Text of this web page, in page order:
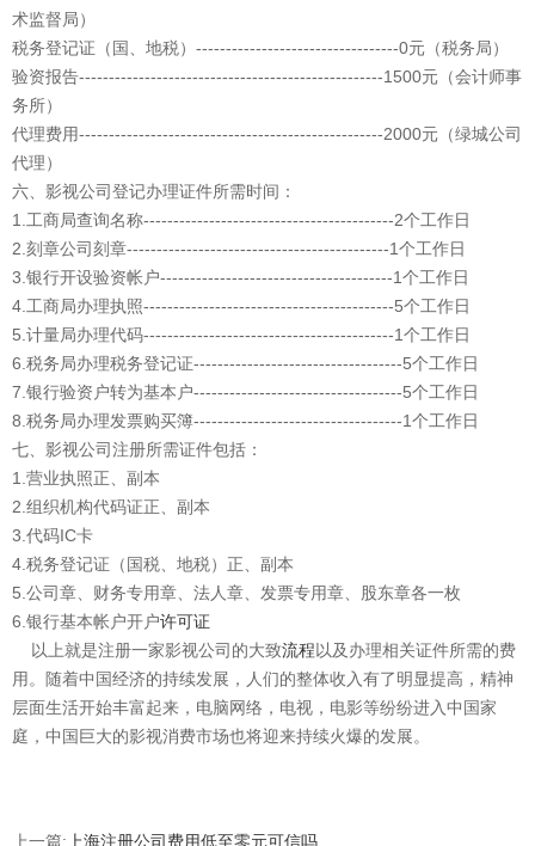
术监督局）
税务登记证（国、地税）----------------------------------0元（税务局）
验资报告---------------------------------------------------1500元（会计师事
务所）
代理费用---------------------------------------------------2000元（绿城公司
代理）
六、影视公司登记办理证件所需时间：
1.工商局查询名称------------------------------------------2个工作日
2.刻章公司刻章--------------------------------------------1个工作日
3.银行开设验资帐户---------------------------------------1个工作日
4.工商局办理执照------------------------------------------5个工作日
5.计量局办理代码------------------------------------------1个工作日
6.税务局办理税务登记证-----------------------------------5个工作日
7.银行验资户转为基本户-----------------------------------5个工作日
8.税务局办理发票购买簿-----------------------------------1个工作日
七、影视公司注册所需证件包括：
1.营业执照正、副本
2.组织机构代码证正、副本
3.代码IC卡
4.税务登记证（国税、地税）正、副本
5.公司章、财务专用章、法人章、发票专用章、股东章各一枚
6.银行基本帐户开户许可证
以上就是注册一家影视公司的大致流程以及办理相关证件所需的费
用。随着中国经济的持续发展，人们的整体收入有了明显提高，精神
层面生活开始丰富起来，电脑网络，电视，电影等纷纷进入中国家
庭，中国巨大的影视消费市场也将迎来持续火爆的发展。
上一篇: 上海注册公司费用低至零元可信吗